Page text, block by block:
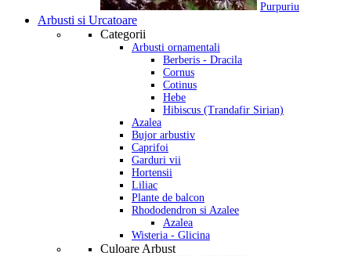
Purpuriu
Arbusti si Urcatoare
Categorii
Arbusti ornamentali
Berberis - Dracila
Cornus
Cotinus
Hebe
Hibiscus (Trandafir Sirian)
Azalea
Bujor arbustiv
Caprifoi
Garduri vii
Hortensii
Liliac
Plante de balcon
Rhododendron si Azalee
Azalea
Wisteria - Glicina
Culoare Arbust